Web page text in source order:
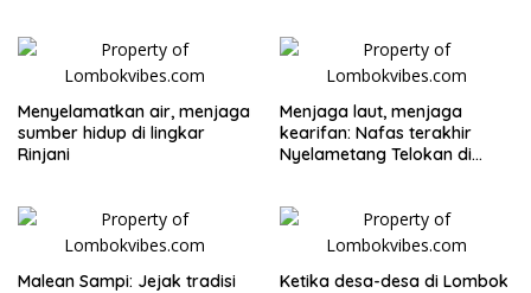
Menyelamatkan air, menjaga
sumber hidup di lingkar
Rinjani
Menjaga laut, menjaga
kearifan: Nafas terakhir
Nyelametang Telokan di
Malean Sampi: Jejak tradisi
Ketika desa-desa di Lombok